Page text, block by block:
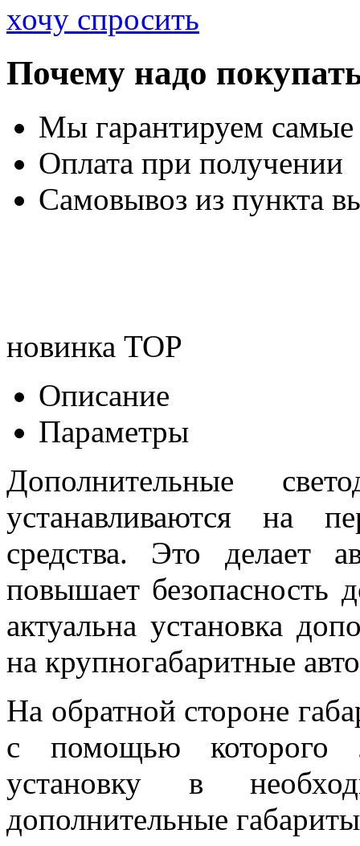
хочу спросить
Почему надо
Мы гарантируем
Оплата при получении
Самовывоз из пункта
новинка TOP
Описание
Параметры
Дополнительные
устанавливаются на
средства. Это делает
повышает безопасность
актуальна установка
на крупногабаритные
На обратной стороне
с помощью которого
установку в
дополнительные